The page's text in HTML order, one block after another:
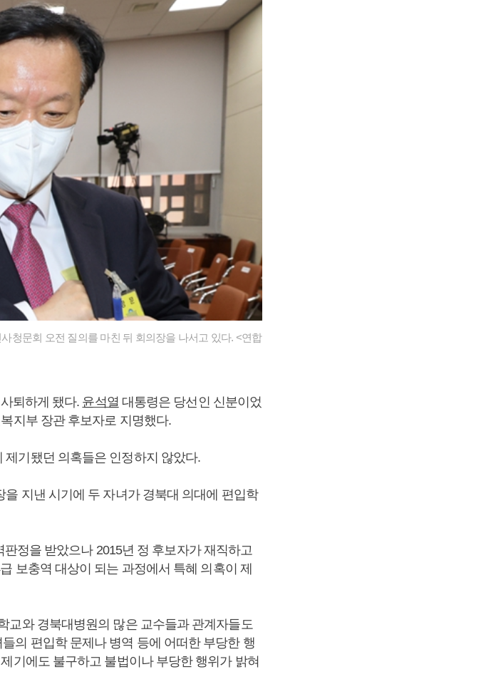
청문회 오전 질의를 마친 뒤 회의장을 나서고 있다. <연합
퇴하게 됐다. 윤석열 대통령은 당선인 신분이었
지부 장관 후보자로 지명했다.
기됐던 의혹들은 인정하지 않았다.
지낸 시기에 두 자녀가 경북대 의대에 편입학
정을 받았으나 2015년 정 후보자가 재직하고
보충역 대상이 되는 과정에서 특혜 의혹이 제
교와 경북대병원의 많은 교수들과 관계자들도
의 편입학 문제나 병역 등에 어떠한 부당한 행
기에도 불구하고 불법이나 부당한 행위가 밝혀